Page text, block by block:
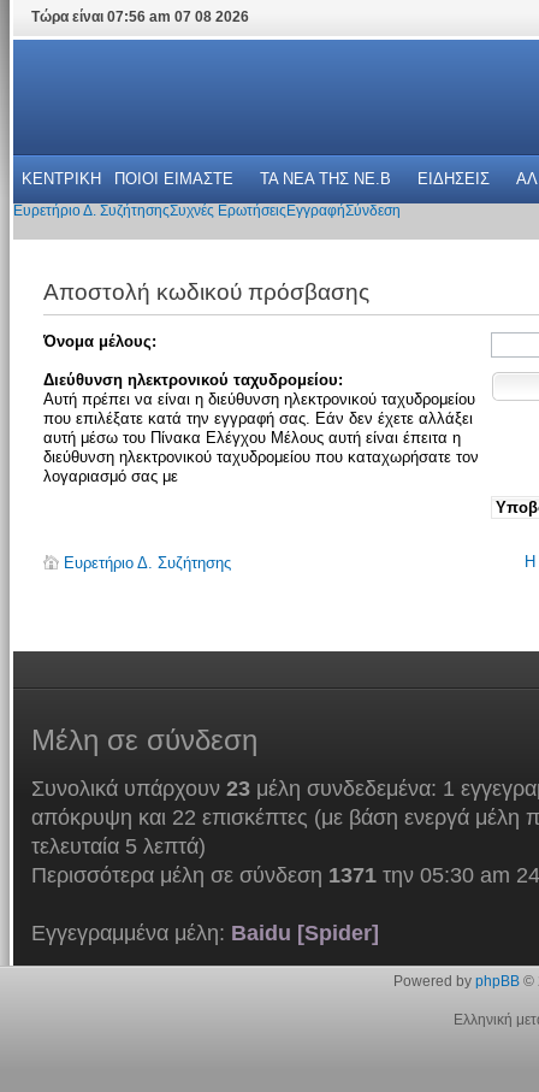
Τώρα είναι 07:56 am 07 08 2026
ΚΕΝΤΡΙΚΗ ΠΟΙΟΙ ΕΙΜΑΣΤΕ ΤΑ ΝΕΑ THΣ NE.B ΕΙΔΗΣΕΙΣ
Ευρετήριο Δ. ΣυζήτησηςΣυχνές Ερωτήσεις ΕγγραφήΣύνδεση
Αποστολή κωδικού πρόσβασης
Όνομα μέλους:
Διεύθυνση ηλεκτρονικού ταχυδρομείου:
Αυτή πρέπει να είναι η διεύθυνση ηλεκτρονικού ταχυδρομείου
που επιλέξατε κατά την εγγραφή σας. Εάν δεν έχετε αλλάξει
αυτή μέσω του Πίνακα Ελέγχου Μέλους αυτή είναι έπειτα η
διεύθυνση ηλεκτρονικού ταχυδρομείου που καταχωρήσατε τον
λογαριασμό σας με
Ευρετήριο Δ. Συζήτησης Η
Μέλη σε σύνδεση
Συνολικά υπάρχουν 23μέλη συνδεδεμένα: 1
απόκρυψη και 22 επισκέπτες (με βάση ενεργά μέλη
τελευταία 5 λεπτά)
Περισσότερα μέλη σε σύνδεση 1371την 05:30 am
Εγγεγραμμένα μέλη: Baidu [Spider]
Powered by phpBB©
Ελληνική